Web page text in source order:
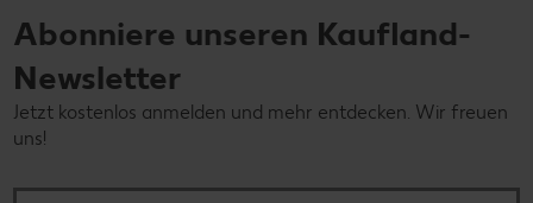
Abonniere unseren Kaufland-
Newsletter
Jetzt kostenlos anmelden und mehr entdecken. Wir freuen
uns!